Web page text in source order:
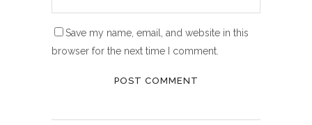
Save my name, email, and website in this
browser for the next time I comment.